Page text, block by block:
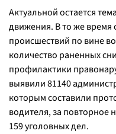
Актуальной остается
движения. В то же
происшествий по вине
количество раненных
профилактики
выявили 81140
которым составили
водителя, за повторное
159 уголовных дел.